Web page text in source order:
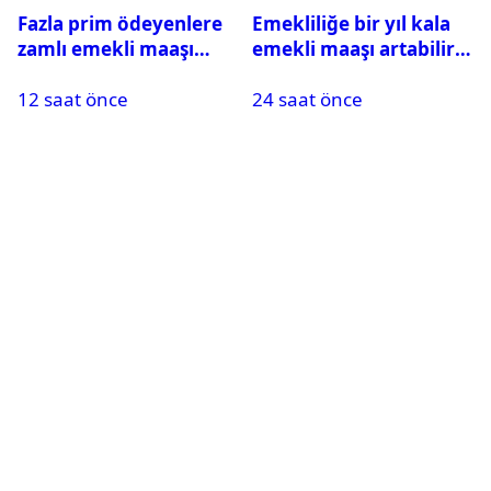
Fazla prim ödeyenlere
zamlı emekli maaşı
12 saat önce
Emekliliğe bir yıl kala
emekli maaşı artabilir
24 saat önce